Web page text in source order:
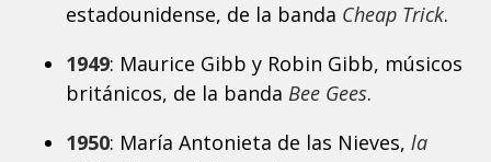
estadounidense, de la banda Cheap Trick.
1949: Maurice Gibb y Robin Gibb, músicos
británicos, de la banda Bee Gees.
1950: María Antonieta de las Nieves, la